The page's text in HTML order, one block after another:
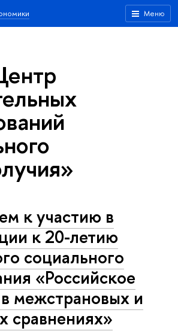
Меню
к участию в
к 20-летию
социального
«Российское
межстрановых и
сравнениях»